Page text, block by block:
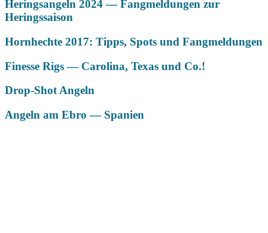
Heringsangeln 2024 — Fangmeldungen zur
Heringssaison
Hornhechte 2017: Tipps, Spots und Fangmeldungen
Finesse Rigs — Carolina, Texas und Co.!
Drop-Shot Angeln
Angeln am Ebro — Spanien